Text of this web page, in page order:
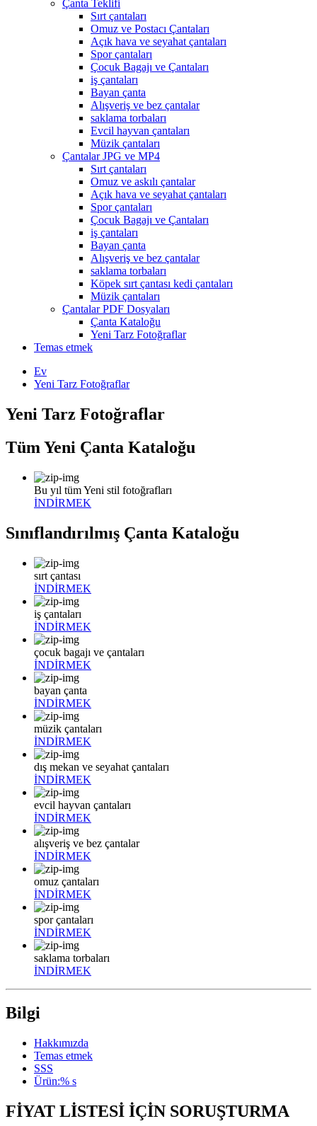
Çanta Teklifi
Sırt çantaları
Omuz ve Postacı Çantaları
Açık hava ve seyahat çantaları
Spor çantaları
Çocuk Bagajı ve Çantaları
iş çantaları
Bayan çanta
Alışveriş ve bez çantalar
saklama torbaları
Evcil hayvan çantaları
Müzik çantaları
Çantalar JPG ve MP4
Sırt çantaları
Omuz ve askılı çantalar
Açık hava ve seyahat çantaları
Spor çantaları
Çocuk Bagajı ve Çantaları
iş çantaları
Bayan çanta
Alışveriş ve bez çantalar
saklama torbaları
Köpek sırt çantası kedi çantaları
Müzik çantaları
Çantalar PDF Dosyaları
Çanta Kataloğu
Yeni Tarz Fotoğraflar
Temas etmek
Ev
Yeni Tarz Fotoğraflar
Yeni Tarz Fotoğraflar
Tüm Yeni Çanta Kataloğu
Bu yıl tüm Yeni stil fotoğrafları
İNDİRMEK
Sınıflandırılmış Çanta Kataloğu
sırt çantası
İNDİRMEK
iş çantaları
İNDİRMEK
çocuk bagajı ve çantaları
İNDİRMEK
bayan çanta
İNDİRMEK
müzik çantaları
İNDİRMEK
dış mekan ve seyahat çantaları
İNDİRMEK
evcil hayvan çantaları
İNDİRMEK
alışveriş ve bez çantalar
İNDİRMEK
omuz çantaları
İNDİRMEK
spor çantaları
İNDİRMEK
saklama torbaları
İNDİRMEK
Bilgi
Hakkımızda
Temas etmek
SSS
Ürün:% s
FİYAT LİSTESİ İÇİN SORUŞTURMA